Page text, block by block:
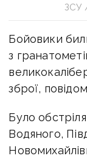
ЗСУ
Бойовики
з
зброї,
Було
Водяного,